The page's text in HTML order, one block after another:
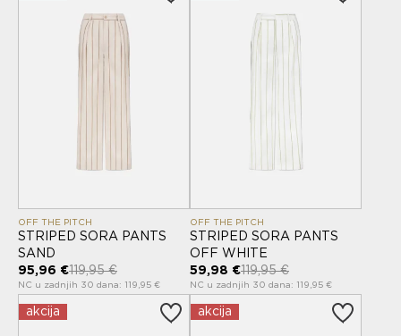
OFF THE PITCH
STRIPED SORA PANTS
SAND
95,96 €119,95 €
NC u zadnjih 30 dana: 119,95 €
OFF THE PITCH
STRIPED SORA PANTS
OFF WHITE
59,98 €119,95 €
NC u zadnjih 30 dana: 119,95 €
akcija akcija